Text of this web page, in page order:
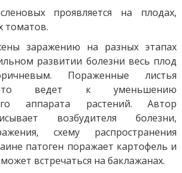
проявляется на плодах,
томатов.
заражению на разных этапах
развитии болезни весь плод
Пораженные листья
ведет к уменьшению
аппарата растений. Автор
возбудителя болезни,
схему распространения
патоген поражает картофель и
встречаться на баклажанах.